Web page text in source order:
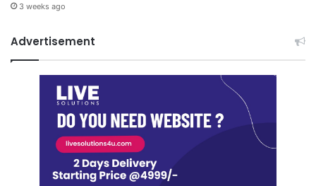
3 weeks ago
Advertisement